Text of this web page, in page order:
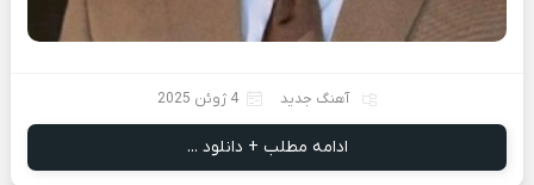
آهنگ جدید 4 ژوئن 2025
ادامه مطلب + دانلود ...